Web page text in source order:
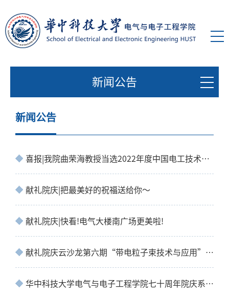
新闻公告
新闻公告
喜报|我院曲荣海教授当选2022年度中国电工技术学会会士
献礼院庆|把最美好的祝福送给你～
献礼院庆|快看!电气大楼南广场更美啦!
献礼院庆云沙龙第六期“带电粒子束技术与应用”成功举办
华中科技大学电气与电子工程学院七十周年院庆系列云沙龙-第六期：带电粒子束技术与应用